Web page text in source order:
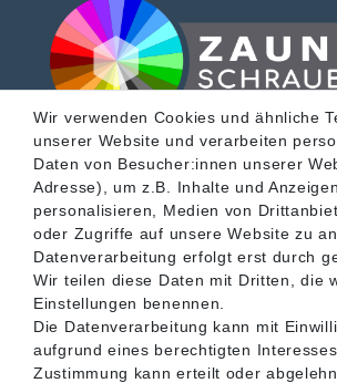
SERVICE
INFORMATIONEN
KONTAKT
Wir verwenden Cookies und ähnliche
unserer Website und verarbeiten
Daten von Besucher:innen unserer
Adresse), um z.B. Inhalte und
personalisieren, Medien von
oder Zugriffe auf unsere Website zu
Datenverarbeitung erfolgt erst durch
Wir teilen diese Daten mit Dritten, die
Einstellungen benennen.
Die Datenverarbeitung kann mit
aufgrund eines berechtigten
Zustimmung kann erteilt oder